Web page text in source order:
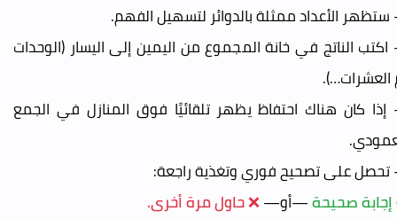
اكتب الناتج في خانة المجموع من اليمين إلى اليسار (الوحدات
العشرات…).
إذا كان هناك احتفاظ يظهر تلقائيًا فوق المنازل في الجمع
إجابة صحيحة—أو—❌ حاول مرة أخرى.